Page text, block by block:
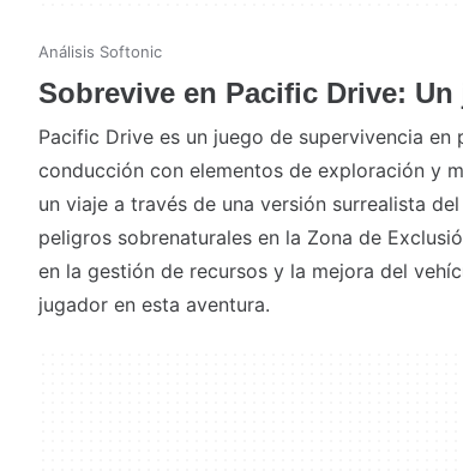
Análisis Softonic
Sobrevive en Pacific Drive:
Pacific Drive es un juego de supervivencia en
conducción con elementos de exploración y
un viaje a través de una versión surrealista
peligros sobrenaturales en la Zona de
en la gestión de recursos y la mejora del
jugador en esta aventura.